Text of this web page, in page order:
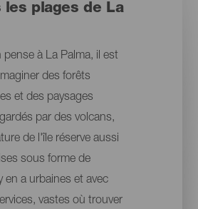
les plages de La
à La Palma, il est
des forêts
et des paysages
par des volcans,
de l'île réserve aussi
sous forme de
en a urbaines et avec
vastes où trouver